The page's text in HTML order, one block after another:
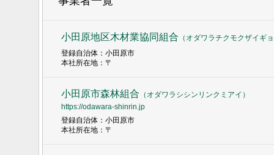
小田原地区木材業協同組合 （ オダワラチクモクザイギ
登録自治体：小田原市
本社所在地：〒
小田原市森林組合 （ オダワラシシンリンクミアイ ）
https://odawara-shinrin.jp
登録自治体：小田原市
本社所在地：〒